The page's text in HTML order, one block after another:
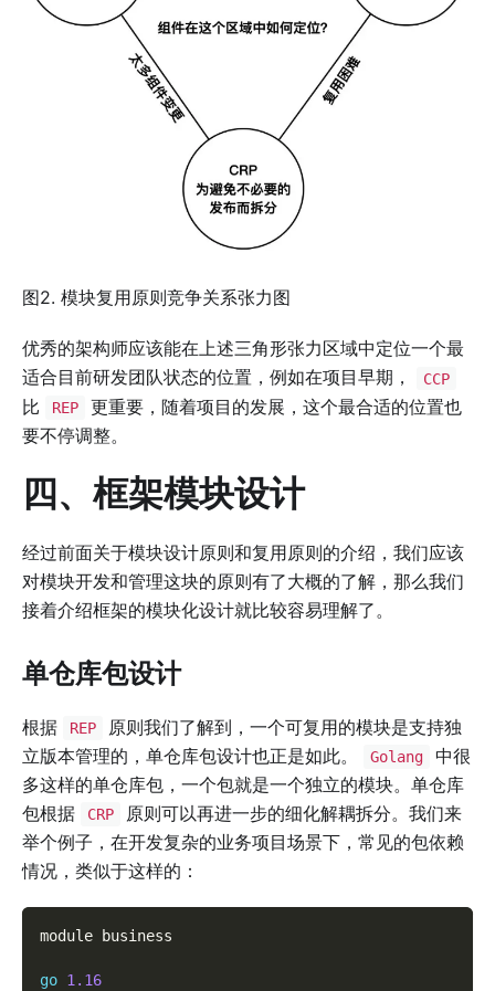
图2. 模块复用原则竞争关系张力图
优秀的架构师应该能在上述三角形张力区域中定位一个最
适合目前研发团队状态的位置，例如在项目早期，
CCP
比 REP
更重要，随着项目的发展，这个最合适的位置也
要不停调整。
四、框架模块设计
经过前面关于模块设计原则和复用原则的介绍，我们应该
对模块开发和管理这块的原则有了大概的了解，那么我们
接着介绍框架的模块化设计就比较容易理解了。
单仓库包设计
根据 REP
原则我们了解到，一个可复用的模块是支持独
立版本管理的，单仓库包设计也正是如此。
Golang
中很
多这样的单仓库包，一个包就是一个独立的模块。单仓库
包根据
CRP
原则可以再进一步的细化解耦拆分。我们来
举个例子，在开发复杂的业务项目场景下，常见的包依赖
情况，类似于这样的：
module business
go 1.16